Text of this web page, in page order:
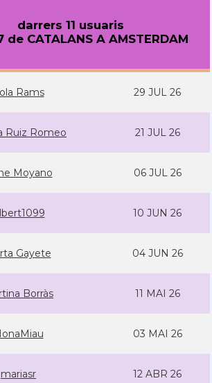
darrers 11 usuaris
de CATALANS A AMSTERDAM
Rams 29 JUL 26
Ruiz Romeo 21 JUL 26
Moyano 06 JUL 26
10 JUN 26
Gayete 04 JUN 26
Borràs 11 MAI 26
03 MAI 26
mariasr 12 ABR 26